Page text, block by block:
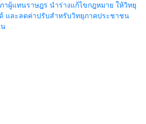
าผู้แทนราษฎร นำร่างแก้ไขกฎหมาย ให้วิทยุ
และลดค่าปรับสำหรับวิทยุภาคประชาชน
น